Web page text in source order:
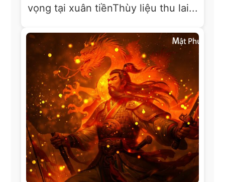
vọng tại xuân tiềnThùy liệu thu lai...